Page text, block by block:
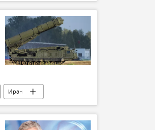
Иран